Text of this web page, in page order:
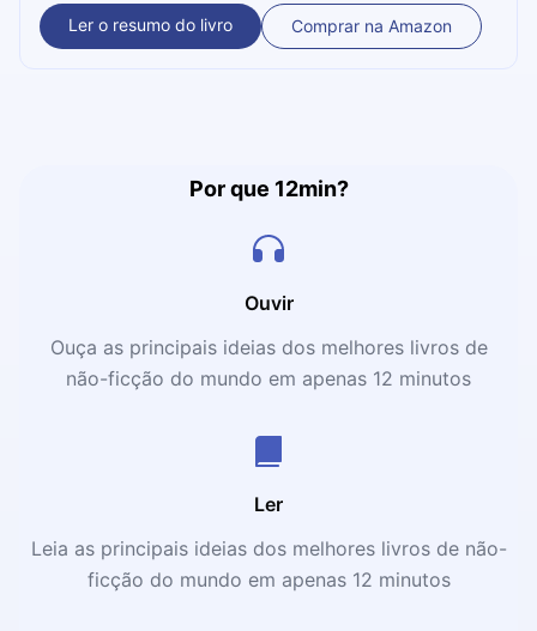
mortes por calor, fome, enchentes, queimadas, queda da
qualidade do ar, desertificação, colapso econômico e
Ler o resumo do livro Comprar na Amazon
Por que 12min?
Ouvir
Ouça as principais ideias dos melhores livros de
não-ficção do mundo em apenas 12 minutos
Ler
Leia as principais ideias dos melhores livros de não-
ficção do mundo em apenas 12 minutos